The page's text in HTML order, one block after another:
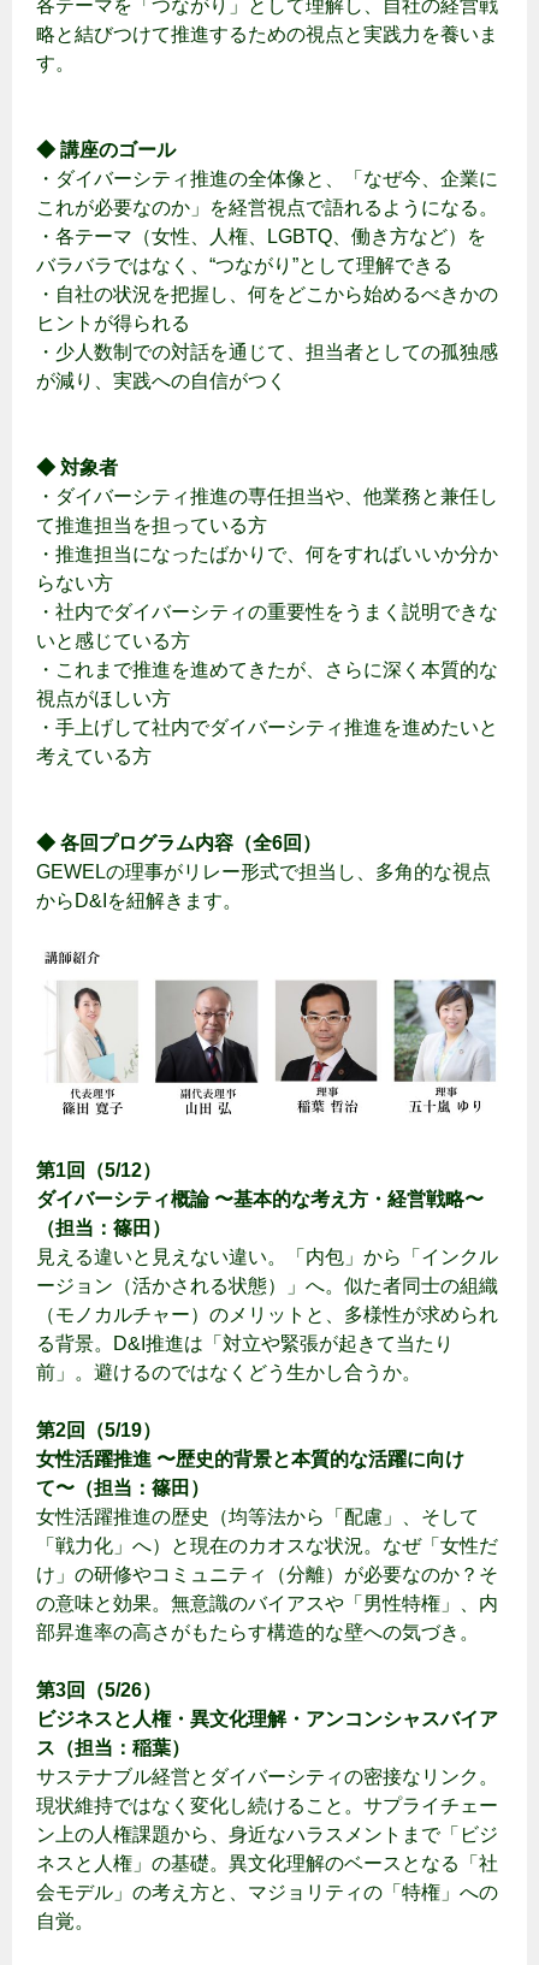
各テーマを「つながり」として理解し、自社の経営戦
略と結びつけて推進するための視点と実践力を養いま
す。
◆ 講座のゴール
・ダイバーシティ推進の全体像と、「なぜ今、企業に
これが必要なのか」を経営視点で語れるようになる。
・各テーマ（女性、人権、LGBTQ、働き方など）を
バラバラではなく、“つながり”として理解できる
・自社の状況を把握し、何をどこから始めるべきかの
ヒントが得られる
・少人数制での対話を通じて、担当者としての孤独感
が減り、実践への自信がつく
◆ 対象者
・ダイバーシティ推進の専任担当や、他業務と兼任し
て推進担当を担っている方
・推進担当になったばかりで、何をすればいいか分か
らない方
・社内でダイバーシティの重要性をうまく説明できな
いと感じている方
・これまで推進を進めてきたが、さらに深く本質的な
視点がほしい方
・手上げして社内でダイバーシティ推進を進めたいと
考えている方
◆ 各回プログラム内容（全6回）
GEWELの理事がリレー形式で担当し、多角的な視点
からD&Iを紐解きます。
第1回（5/12）
ダイバーシティ概論 〜基本的な考え方・経営戦略〜
（担当：篠田）
見える違いと見えない違い。「内包」から「インクル
ージョン（活かされる状態）」へ。似た者同士の組織
（モノカルチャー）のメリットと、多様性が求められ
る背景。D&I推進は「対立や緊張が起きて当たり
前」。避けるのではなくどう生かし合うか。
第2回（5/19）
女性活躍推進 〜歴史的背景と本質的な活躍に向け
て〜（担当：篠田）
女性活躍推進の歴史（均等法から「配慮」、そして
「戦力化」へ）と現在のカオスな状況。なぜ「女性だ
け」の研修やコミュニティ（分離）が必要なのか？そ
の意味と効果。無意識のバイアスや「男性特権」、内
部昇進率の高さがもたらす構造的な壁への気づき。
第3回（5/26）
ビジネスと人権・異文化理解・アンコンシャスバイア
ス（担当：稲葉）
サステナブル経営とダイバーシティの密接なリンク。
現状維持ではなく変化し続けること。サプライチェー
ン上の人権課題から、身近なハラスメントまで「ビジ
ネスと人権」の基礎。異文化理解のベースとなる「社
会モデル」の考え方と、マジョリティの「特権」への
自覚。